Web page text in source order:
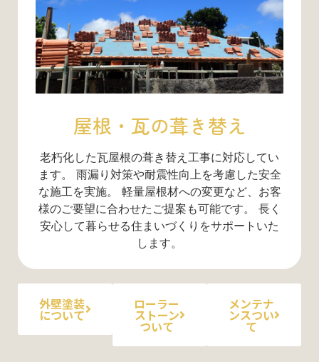
屋根・瓦の葺き替え
老朽化した瓦屋根の葺き替え工事に対応してい
ます。 雨漏り対策や耐震性向上を考慮した安全
な施工を実施。 軽量屋根材への変更など、お客
様のご要望に合わせたご提案も可能です。 長く
安心して暮らせる住まいづくりをサポートいた
します。
外壁塗装
について
ローラー
ストーン
ついて
メンテナ
ンスつい
て